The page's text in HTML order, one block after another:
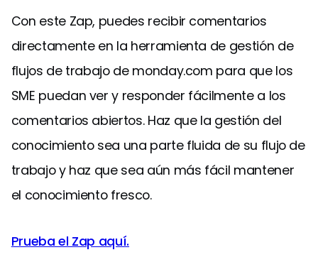
Con este Zap, puedes recibir comentarios
directamente en la herramienta de gestión de
flujos de trabajo de monday.com para que los
SME puedan ver y responder fácilmente a los
comentarios abiertos. Haz que la gestión del
conocimiento sea una parte fluida de su flujo de
trabajo y haz que sea aún más fácil mantener
el conocimiento fresco.
Prueba el Zap aquí.